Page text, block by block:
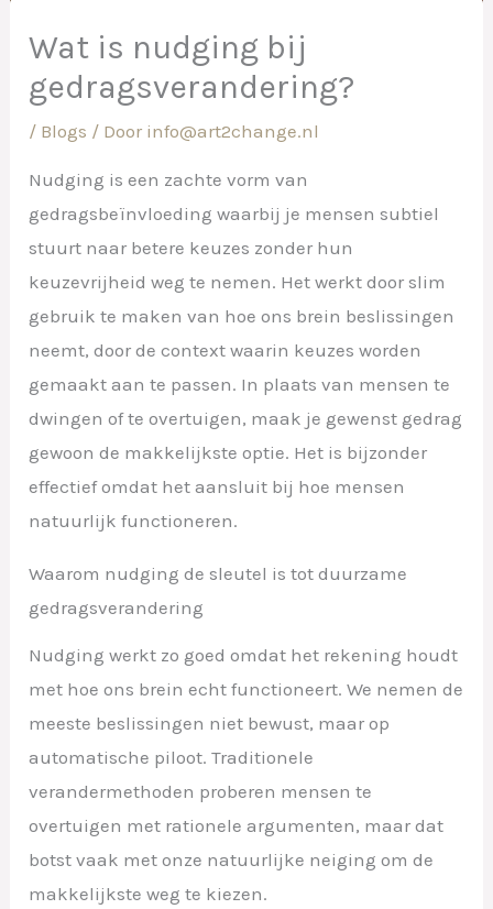
Wat is nudging bij
gedragsverandering?
/ Blogs / Door info@art2change.nl
Nudging is een zachte vorm van
gedragsbeïnvloeding waarbij je mensen subtiel
stuurt naar betere keuzes zonder hun
keuzevrijheid weg te nemen. Het werkt door slim
gebruik te maken van hoe ons brein beslissingen
neemt, door de context waarin keuzes worden
gemaakt aan te passen. In plaats van mensen te
dwingen of te overtuigen, maak je gewenst gedrag
gewoon de makkelijkste optie. Het is bijzonder
effectief omdat het aansluit bij hoe mensen
natuurlijk functioneren.
Waarom nudging de sleutel is tot duurzame
gedragsverandering
Nudging werkt zo goed omdat het rekening houdt
met hoe ons brein echt functioneert. We nemen de
meeste beslissingen niet bewust, maar op
automatische piloot. Traditionele
verandermethoden proberen mensen te
overtuigen met rationele argumenten, maar dat
botst vaak met onze natuurlijke neiging om de
makkelijkste weg te kiezen.